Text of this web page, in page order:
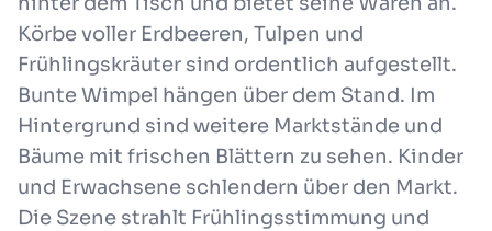
Körbe voller Erdbeeren, Tulpen und
Frühlingskräuter sind ordentlich aufgestellt.
Bunte Wimpel hängen über dem Stand. Im
Hintergrund sind weitere Marktstände und
Bäume mit frischen Blättern zu sehen. Kinder
und Erwachsene schlendern über den Markt.
Die Szene strahlt Frühlingsstimmung und